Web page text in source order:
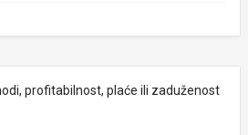
profitabilnost, plaće ili zaduženost